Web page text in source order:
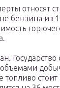
относят
бензина из
Государство
топливо стоит